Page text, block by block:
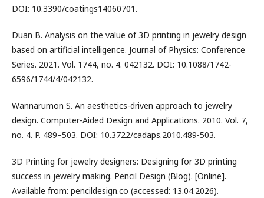
DOI: 10.3390/coatings14060701.
Duan B. Analysis on the value of 3D printing in jewelry design
based on artificial intelligence. Journal of Physics: Conference
Series. 2021. Vol. 1744, no. 4. 042132. DOI: 10.1088/1742-
6596/1744/4/042132.
Wannarumon S. An aesthetics-driven approach to jewelry
design. Computer-Aided Design and Applications. 2010. Vol. 7,
no. 4. P. 489–503. DOI: 10.3722/cadaps.2010.489-503.
3D Printing for jewelry designers: Designing for 3D printing
success in jewelry making. Pencil Design (Blog). [Online].
Available from: pencildesign.co (accessed: 13.04.2026).